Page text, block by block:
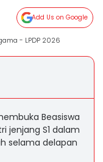
Add Us on Google
- LPDP 2026
Beasiswa
jenjang S1 dalam
selama delapan